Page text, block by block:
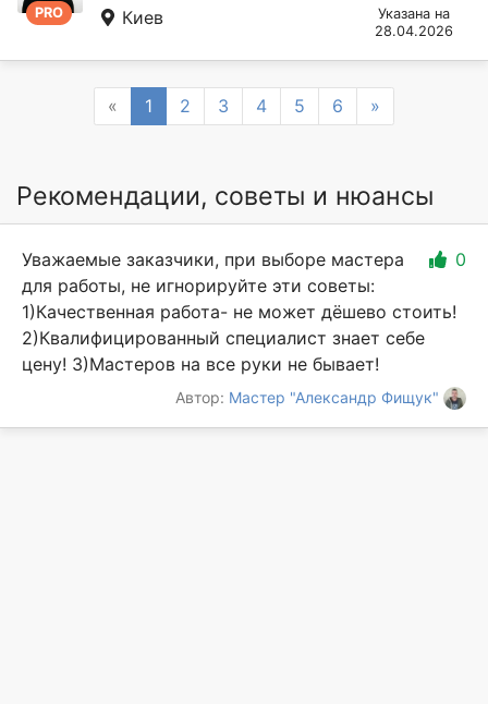
PRO
Киев
Указана на
28.04.2026
« Previous
1 2 3 4 5 6 »
Рекомендации, советы и нюансы
0
Уважаемые заказчики, при выборе мастера
для работы, не игнорируйте эти советы:
1)Качественная работа- не может дёшево стоить!
2)Квалифицированный специалист знает себе
цену! 3)Мастеров на все руки не бывает!
Автор: Мастер "Александр Фищук"